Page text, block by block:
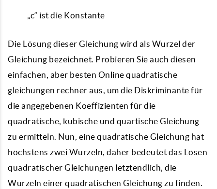
„c“ ist die Konstante
Die Lösung dieser Gleichung wird als Wurzel der
Gleichung bezeichnet. Probieren Sie auch diesen
einfachen, aber besten Online quadratische
gleichungen rechner aus, um die Diskriminante für
die angegebenen Koeffizienten für die
quadratische, kubische und quartische Gleichung
zu ermitteln. Nun, eine quadratische Gleichung hat
höchstens zwei Wurzeln, daher bedeutet das Lösen
quadratischer Gleichungen letztendlich, die
Wurzeln einer quadratischen Gleichung zu finden.